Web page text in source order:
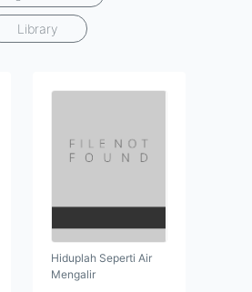
Library
Hiduplah Seperti Air
Mengalir